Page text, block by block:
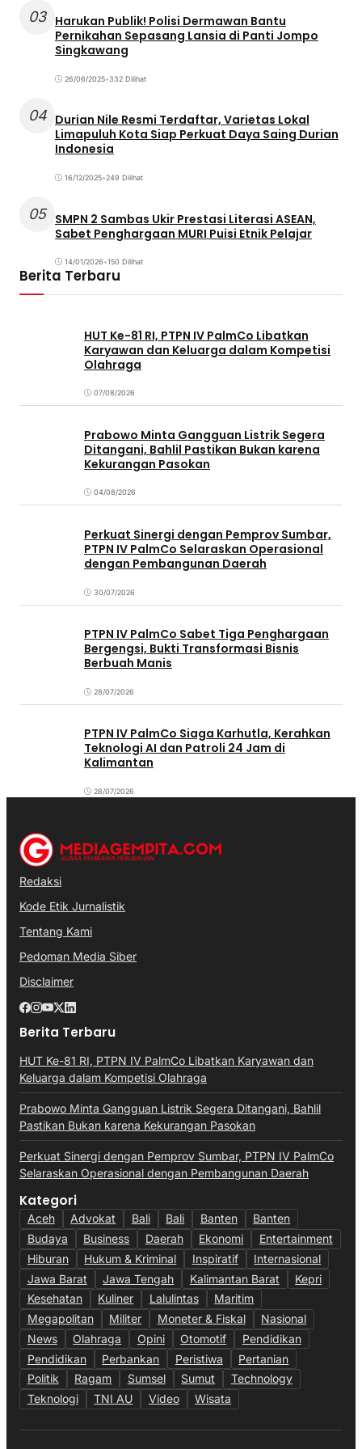
03 Harukan Publik! Polisi Dermawan Bantu
Pernikahan Sepasang Lansia di Panti Jompo
Singkawang
26/06/2025•332 Dilihat
04 Durian Nile Resmi Terdaftar, Varietas Lokal
Limapuluh Kota Siap Perkuat Daya Saing Durian
Indonesia
16/12/2025•249 Dilihat
05 SMPN 2 Sambas Ukir Prestasi Literasi ASEAN,
Sabet Penghargaan MURI Puisi Etnik Pelajar
14/01/2026•150 Dilihat
Berita Terbaru
HUT Ke-81 RI, PTPN IV PalmCo Libatkan
Karyawan dan Keluarga dalam Kompetisi
Olahraga
07/08/2026
Prabowo Minta Gangguan Listrik Segera
Ditangani, Bahlil Pastikan Bukan karena
Kekurangan Pasokan
04/08/2026
Perkuat Sinergi dengan Pemprov Sumbar,
PTPN IV PalmCo Selaraskan Operasional
dengan Pembangunan Daerah
30/07/2026
PTPN IV PalmCo Sabet Tiga Penghargaan
Bergengsi, Bukti Transformasi Bisnis
Berbuah Manis
28/07/2026
PTPN IV PalmCo Siaga Karhutla, Kerahkan
Teknologi AI dan Patroli 24 Jam di
Kalimantan
28/07/2026
Redaksi
Kode Etik Jurnalistik
Tentang Kami
Pedoman Media Siber
Disclaimer
Berita Terbaru
HUT Ke-81 RI, PTPN IV PalmCo Libatkan Karyawan dan
Keluarga dalam Kompetisi Olahraga
Prabowo Minta Gangguan Listrik Segera Ditangani, Bahlil
Pastikan Bukan karena Kekurangan Pasokan
Perkuat Sinergi dengan Pemprov Sumbar, PTPN IV PalmCo
Selaraskan Operasional dengan Pembangunan Daerah
Kategori
Aceh Advokat Bali Bali Banten
Banten
Budaya
Business Daerah Ekonomi
Entertainment
Hiburan
Hukum & Kriminal Inspiratif
Internasional
Jawa Barat
Jawa Tengah Kalimantan Barat
Kepri
Kesehatan
Kuliner Lalulintas
Maritim
Megapolitan
Militer Moneter & Fiskal
Nasional
News
Olahraga Opini Otomotif
Pendidikan
Pendidikan
Perbankan Peristiwa
Pertanian
Politik
Ragam Sumsel Sumut
Technology
Teknologi
TNI AU Video Wisata